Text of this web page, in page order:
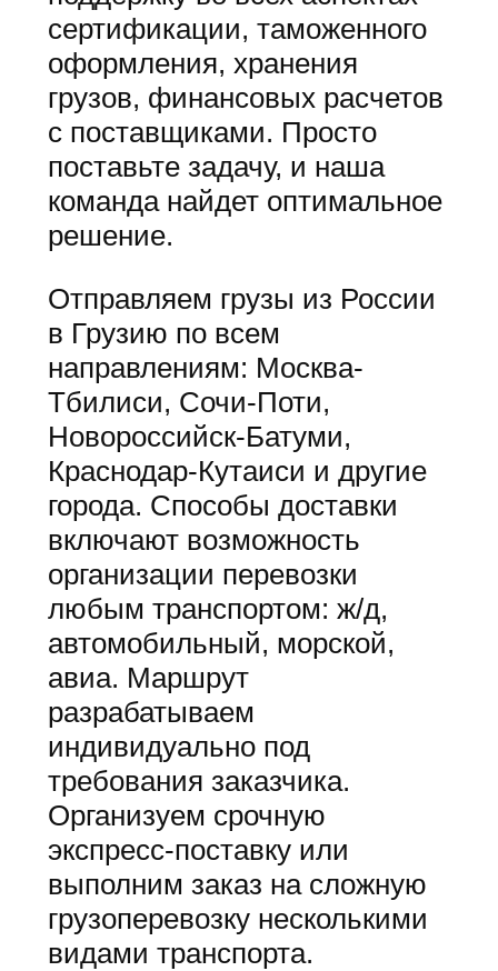
сертификации, таможенного
оформления, хранения
грузов, финансовых расчетов
с поставщиками. Просто
поставьте задачу, и наша
команда найдет оптимальное
решение.
Отправляем грузы из России
в Грузию по всем
направлениям: Москва-
Тбилиси, Сочи-Поти,
Новороссийск-Батуми,
Краснодар-Кутаиси и другие
города. Способы доставки
включают возможность
организации перевозки
любым транспортом: ж/д,
автомобильный, морской,
авиа. Маршрут
разрабатываем
индивидуально под
требования заказчика.
Организуем срочную
экспресс-поставку или
выполним заказ на сложную
грузоперевозку несколькими
видами транспорта.